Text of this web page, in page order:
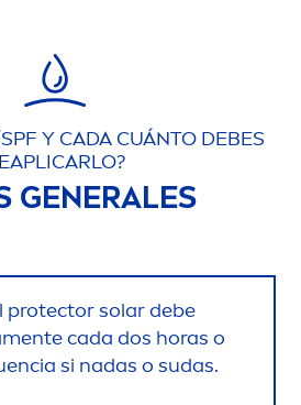
Y CADA CUÁNTO DEBES
GENERALES
protector solar debe
mente cada dos horas o
si nadas o sudas.